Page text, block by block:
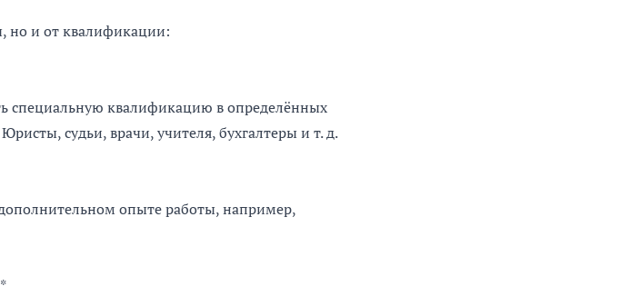
но и от квалификации:
специальную квалификацию в определённых
судьи, врачи, учителя, бухгалтеры и т. д.
опыте работы, например,